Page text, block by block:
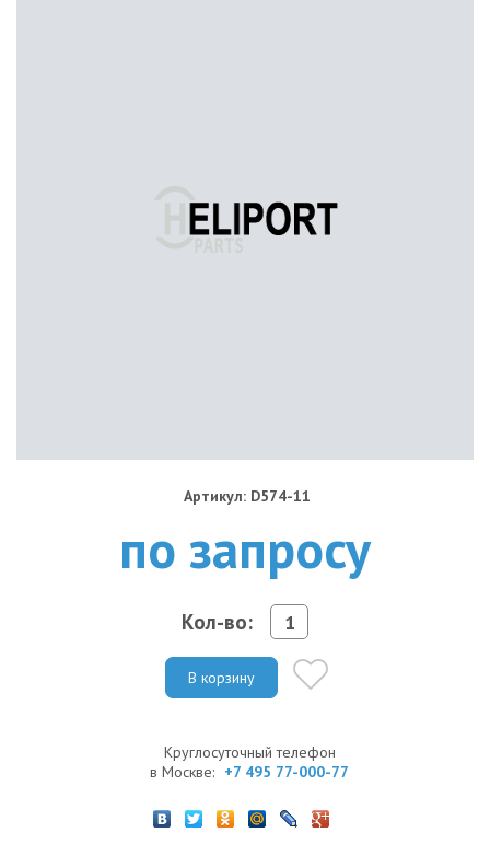
Артикул: D574-11
по запросу
Кол-во:
В корзину
Круглосуточный телефон
в Москве: +7 495 77-000-77